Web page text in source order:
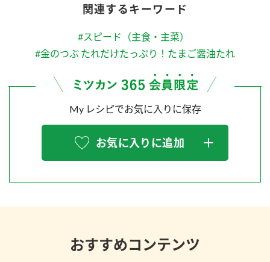
関連するキーワード
#スピード（主食・主菜）
#金のつぶ たれだけたっぷり！たまご醤油たれ
My レシピでお気に入りに保存
お気に入りに追加
おすすめコンテンツ